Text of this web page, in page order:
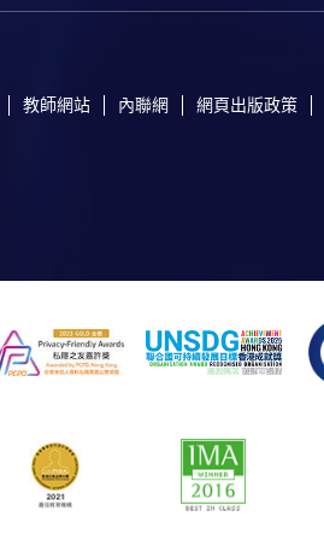
教師網站 內聯網 網頁出版政策